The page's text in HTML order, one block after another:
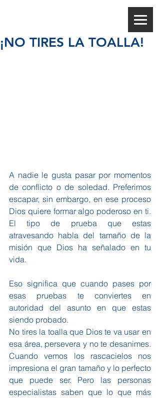
¡NO TIRES LA TOALLA!
A nadie le gusta pasar por momentos
de conflicto o de soledad. Preferimos
escapar, sin embargo, en ese proceso
Dios quiere formar algo poderoso en ti.
El tipo de prueba que estas
atravesando habla del tamaño de la
misión que Dios ha señalado en tu
vida.
Eso significa que cuando pases por
esas pruebas te conviertes en
autoridad del asunto en que estas
siendo probado.
No tires la toalla que Dios te va usar en
esa área, persevera y no te desanimes.
Cuando vemos los rascacielos nos
impresiona el gran tamaño y lo perfecto
que puede ser. Pero las personas
especialistas saben que lo que más